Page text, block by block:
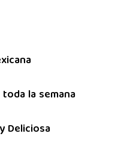
la semana
Deliciosa